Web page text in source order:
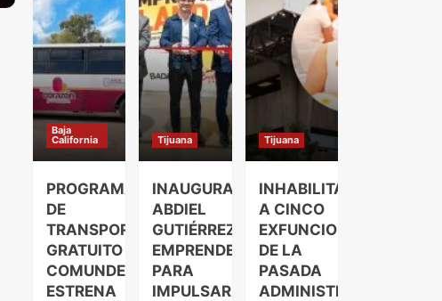
Baja
California
PROGRAMA
DE
TRANSPORTE
GRATUITO
COMUNDER
ESTRENA
Tijuana
INAUGURA
ABDIEL
GUTIÉRREZ
EMPRENDELAND
PARA
IMPULSAR
Tijuana
INHABILITAN
A CINCO
EXFUNCIONARIOS
DE LA
PASADA
ADMINISTRACIÓN